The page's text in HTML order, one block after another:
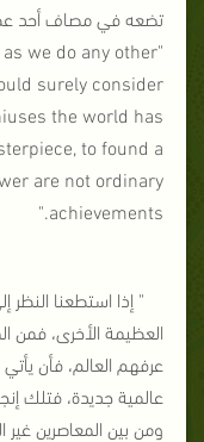
تضعه في مصاف أحد
we do any other
surely consider
the world has
to found a
are not ordinary
achievements."
" إذا استطعنا النظر
العظيمة الأخرى، فمن
عرفهم العالم، فأن
عالمية جديدة، فتلك
ومن بين المعاصرين